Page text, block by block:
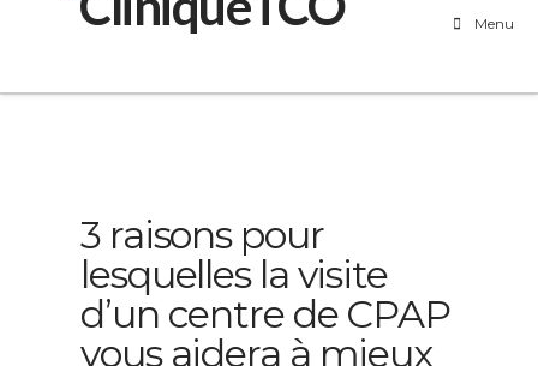
Menu
3 raisons pour
lesquelles la visite
d’un centre de CPAP
vous aidera à mieux